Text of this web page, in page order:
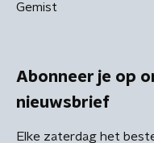
Gemist
Abonneer je op
nieuwsbrief
Elke zaterdag het